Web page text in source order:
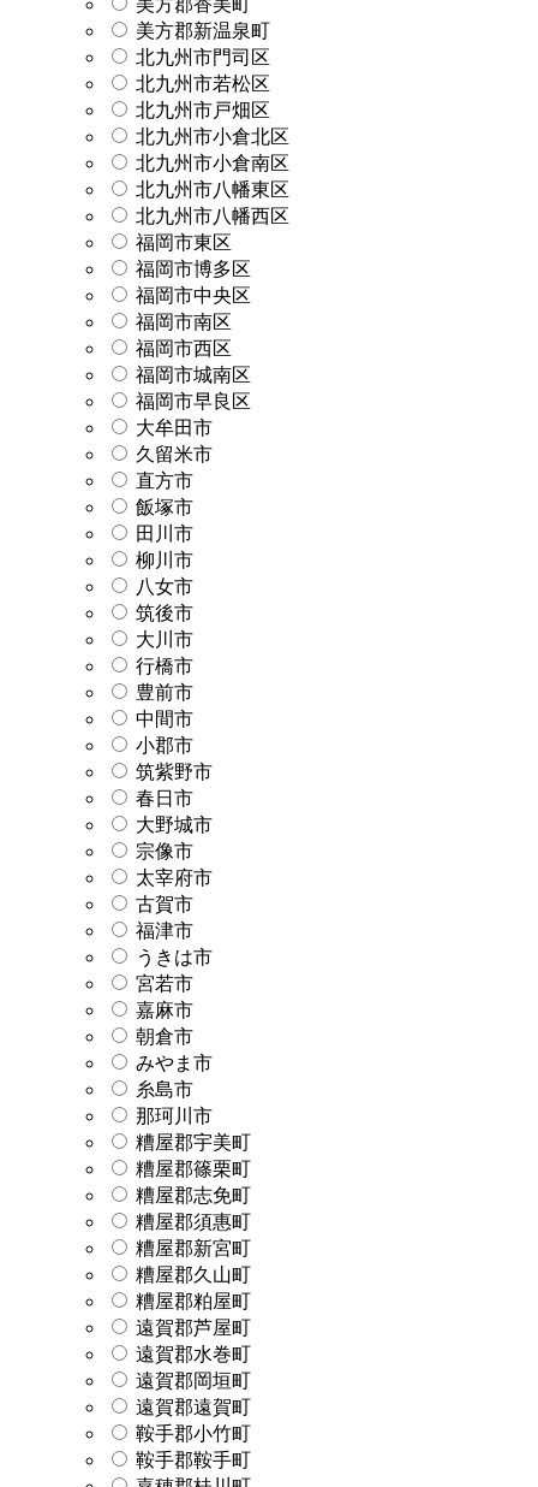
美方郡新温泉町
北九州市門司区
北九州市若松区
北九州市戸畑区
北九州市小倉北区
北九州市小倉南区
北九州市八幡東区
北九州市八幡西区
福岡市東区
福岡市博多区
福岡市中央区
福岡市南区
福岡市西区
福岡市城南区
福岡市早良区
大牟田市
久留米市
直方市
飯塚市
田川市
柳川市
八女市
筑後市
大川市
行橋市
豊前市
中間市
小郡市
筑紫野市
春日市
大野城市
宗像市
太宰府市
古賀市
福津市
うきは市
宮若市
嘉麻市
朝倉市
みやま市
糸島市
那珂川市
糟屋郡宇美町
糟屋郡篠栗町
糟屋郡志免町
糟屋郡須惠町
糟屋郡新宮町
糟屋郡久山町
糟屋郡粕屋町
遠賀郡芦屋町
遠賀郡水巻町
遠賀郡岡垣町
遠賀郡遠賀町
鞍手郡小竹町
鞍手郡鞍手町